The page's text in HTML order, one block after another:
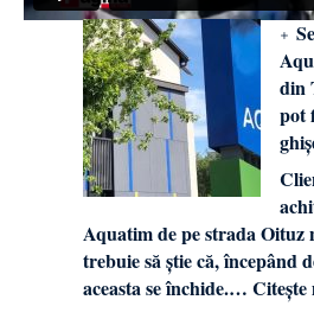
din
pot
Aquatim de pe strada
trebuie să știe că, începând
aceasta se închide.…